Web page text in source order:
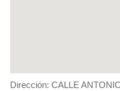
Dirección: CALLE